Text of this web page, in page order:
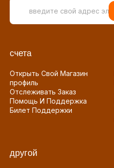
счета
Открыть Свой Магазин
профиль
Отслеживать Заказ
Помощь И Поддержка
Билет Поддержки
другой